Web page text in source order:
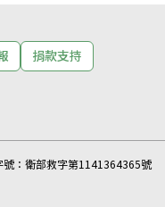
捐款支持
： 衛部救字第1141364365號